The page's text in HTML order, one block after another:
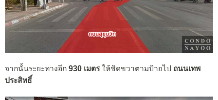
จากนั้นระยะทางอีก 930 เมตรให้ชิดขวาตามป้ายไป ถนนเทพ
ประสิทธิ์